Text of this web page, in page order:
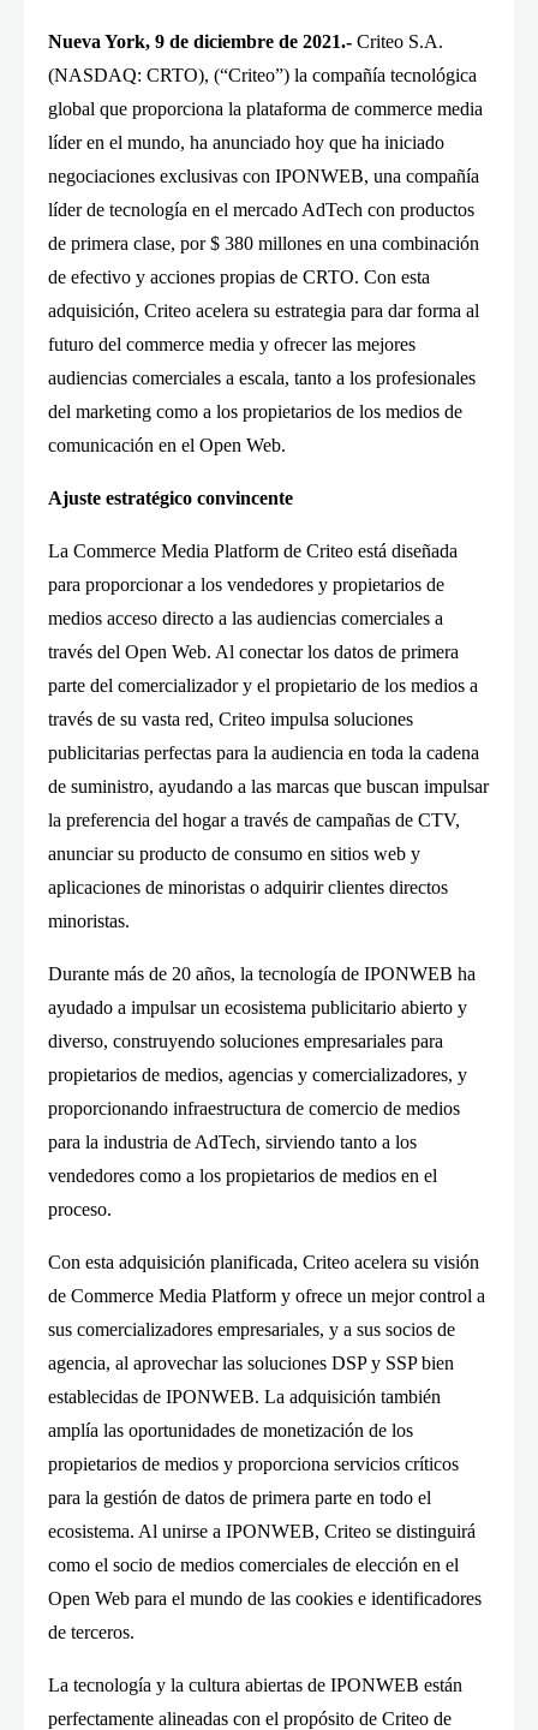
Nueva York, 9 de diciembre de 2021.- Criteo S.A.
(NASDAQ: CRTO), (“Criteo”) la compañía tecnológica
global que proporciona la plataforma de commerce media
líder en el mundo, ha anunciado hoy que ha iniciado
negociaciones exclusivas con IPONWEB, una compañía
líder de tecnología en el mercado AdTech con productos
de primera clase, por $ 380 millones en una combinación
de efectivo y acciones propias de CRTO. Con esta
adquisición, Criteo acelera su estrategia para dar forma al
futuro del commerce media y ofrecer las mejores
audiencias comerciales a escala, tanto a los profesionales
del marketing como a los propietarios de los medios de
comunicación en el Open Web.
Ajuste estratégico convincente
La Commerce Media Platform de Criteo está diseñada
para proporcionar a los vendedores y propietarios de
medios acceso directo a las audiencias comerciales a
través del Open Web. Al conectar los datos de primera
parte del comercializador y el propietario de los medios a
través de su vasta red, Criteo impulsa soluciones
publicitarias perfectas para la audiencia en toda la cadena
de suministro, ayudando a las marcas que buscan impulsar
la preferencia del hogar a través de campañas de CTV,
anunciar su producto de consumo en sitios web y
aplicaciones de minoristas o adquirir clientes directos
minoristas.
Durante más de 20 años, la tecnología de IPONWEB ha
ayudado a impulsar un ecosistema publicitario abierto y
diverso, construyendo soluciones empresariales para
propietarios de medios, agencias y comercializadores, y
proporcionando infraestructura de comercio de medios
para la industria de AdTech, sirviendo tanto a los
vendedores como a los propietarios de medios en el
proceso.
Con esta adquisición planificada, Criteo acelera su visión
de Commerce Media Platform y ofrece un mejor control a
sus comercializadores empresariales, y a sus socios de
agencia, al aprovechar las soluciones DSP y SSP bien
establecidas de IPONWEB. La adquisición también
amplía las oportunidades de monetización de los
propietarios de medios y proporciona servicios críticos
para la gestión de datos de primera parte en todo el
ecosistema. Al unirse a IPONWEB, Criteo se distinguirá
como el socio de medios comerciales de elección en el
Open Web para el mundo de las cookies e identificadores
de terceros.
La tecnología y la cultura abiertas de IPONWEB están
perfectamente alineadas con el propósito de Criteo de